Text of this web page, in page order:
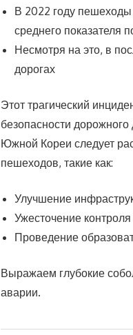
В 2022 году
среднего показателя
Несмотря на это, в
дорогах
Этот трагический
безопасности
Южной Кореи следует
пешеходов, такие как:
Улучшение
Ужесточение
Проведение
Выражаем глубокие
аварии.